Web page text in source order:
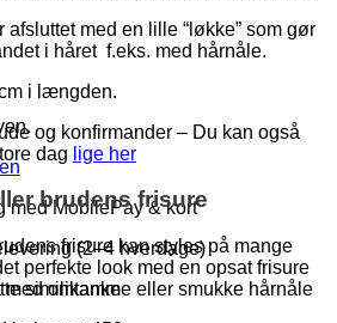
med MobilePay & kort
(2–4 hverdage)
omtanke
afsluttet med en lille “løkke” som gør
i håret f.eks. med hårnåle.
i længden.
og konfirmander – Du kan også
dag lige her
brudens frisure
frisure kan styles på mange
perfekte look med en opsat frisure
similikamme eller smukke hårnåle